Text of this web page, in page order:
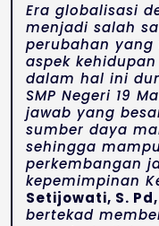
Era globalisasi
menjadi salah
perubahan
aspek
dalam hal ini
SMP Negeri 19
jawab yang
sumber daya
sehingga
perkembangan
kepemimpinan
Setijowati, S. Pd,
bertekad